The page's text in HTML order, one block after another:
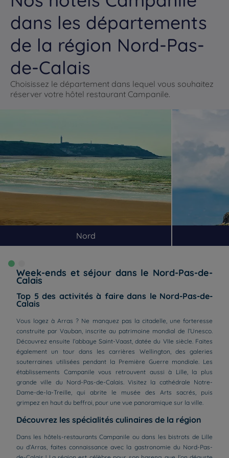
dans les départements
de la région Nord-Pas-
de-Calais
Choisissez le département dans lequel vous souhaitez
réserver votre hôtel restaurant Campanile.
Nord
Week-ends et séjour dans le Nord-Pas-de-
Calais
Top 5 des activités à faire dans le Nord-Pas-de-
Calais
Vous logez à Arras ? Ne manquez pas la citadelle, une forteresse
construite par Vauban, inscrite au patrimoine mondial de l’Unesco.
Découvrez ensuite l’abbaye Saint-Vaast, datée du VIIe siècle. Faites
également un tour dans les carrières Wellington, des galeries
souterraines utilisées pendant la Première Guerre mondiale. Les
établissements Campanile vous retrouvent aussi à Lille, la plus
grande ville du Nord-Pas-de-Calais. Visitez la cathédrale Notre-
Dame-de-la-Treille, qui abrite le musée des Arts sacrés, puis
grimpez en haut du beffroi, pour une vue panoramique sur la ville.
Découvrez les spécialités culinaires de la région
Dans les hôtels-restaurants Campanile ou dans les bistrots de Lille
ou d’Arras, faites connaissance avec la gastronomie du Nord-Pas-